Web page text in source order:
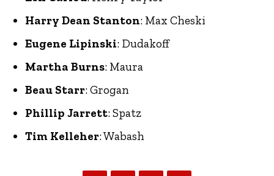
Harry Dean Stanton: Max Cheski
Eugene Lipinski: Dudakoff
Martha Burns: Maura
Beau Starr: Grogan
Phillip Jarrett: Spatz
Tim Kelleher: Wabash